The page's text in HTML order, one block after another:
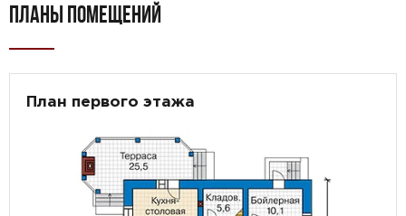
ПЛАНЫ ПОМЕЩЕНИЙ
План первого этажа